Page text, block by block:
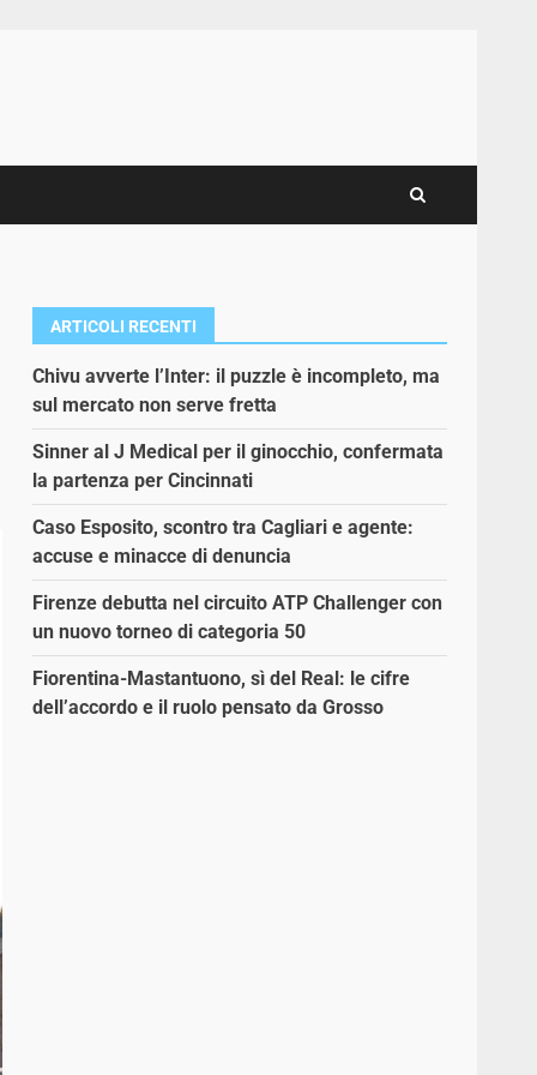
ARTICOLI RECENTI
Chivu avverte l’Inter: il puzzle è incompleto, ma
sul mercato non serve fretta
Sinner al J Medical per il ginocchio, confermata
la partenza per Cincinnati
Caso Esposito, scontro tra Cagliari e agente:
accuse e minacce di denuncia
Firenze debutta nel circuito ATP Challenger con
un nuovo torneo di categoria 50
Fiorentina-Mastantuono, sì del Real: le cifre
dell’accordo e il ruolo pensato da Grosso